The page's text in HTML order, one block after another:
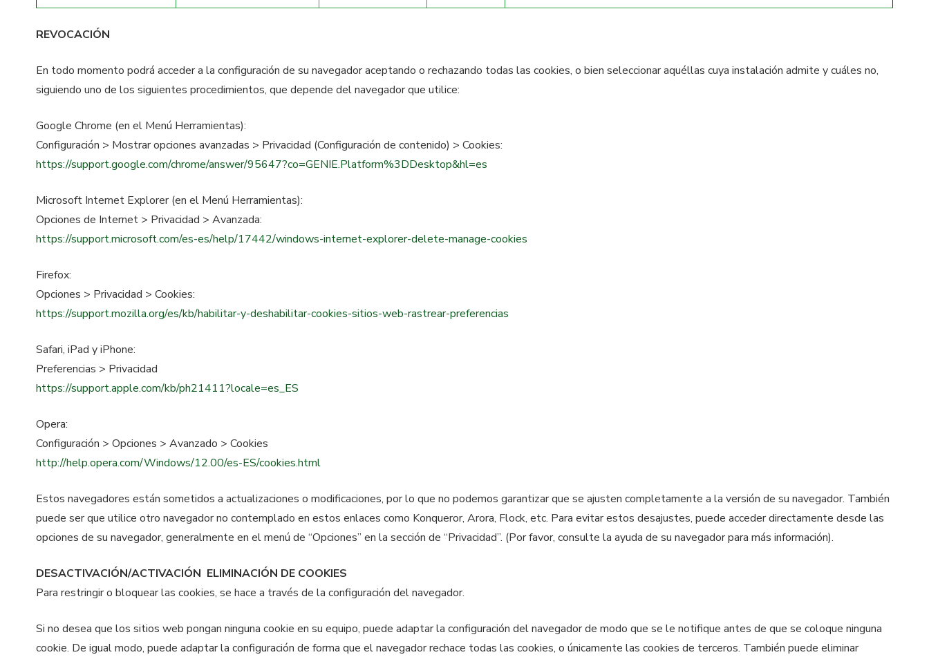
REVOCACIÓN
En todo momento podrá acceder a la configuración de su navegador aceptando o rechazando todas las cookies, o bien seleccionar aquéllas cuya instalación admite y cuáles no,
siguiendo uno de los siguientes procedimientos, que depende del navegador que utilice:
Google Chrome (en el Menú Herramientas):
Configuración > Mostrar opciones avanzadas > Privacidad (Configuración de contenido) > Cookies:
https://support.google.com/chrome/answer/95647?co=GENIE.Platform%3DDesktop&hl=es
Microsoft Internet Explorer (en el Menú Herramientas):
Opciones de Internet > Privacidad > Avanzada:
https://support.microsoft.com/es-es/help/17442/windows-internet-explorer-delete-manage-cookies
Firefox:
Opciones > Privacidad > Cookies:
https://support.mozilla.org/es/kb/habilitar-y-deshabilitar-cookies-sitios-web-rastrear-preferencias
Safari, iPad y iPhone:
Preferencias > Privacidad
https://support.apple.com/kb/ph21411?locale=es_ES
Opera:
Configuración > Opciones > Avanzado > Cookies
http://help.opera.com/Windows/12.00/es-ES/cookies.html
Estos navegadores están sometidos a actualizaciones o modificaciones, por lo que no podemos garantizar que se ajusten completamente a la versión de su navegador. También
puede ser que utilice otro navegador no contemplado en estos enlaces como Konqueror, Arora, Flock, etc. Para evitar estos desajustes, puede acceder directamente desde las
opciones de su navegador, generalmente en el menú de “Opciones” en la sección de “Privacidad”. (Por favor, consulte la ayuda de su navegador para más información).
DESACTIVACIÓN/ACTIVACIÓN ELIMINACIÓN DE COOKIES
Para restringir o bloquear las cookies, se hace a través de la configuración del navegador.
Si no desea que los sitios web pongan ninguna cookie en su equipo, puede adaptar la configuración del navegador de modo que se le notifique antes de que se coloque ninguna
cookie. De igual modo, puede adaptar la configuración de forma que el navegador rechace todas las cookies, o únicamente las cookies de terceros. También puede eliminar